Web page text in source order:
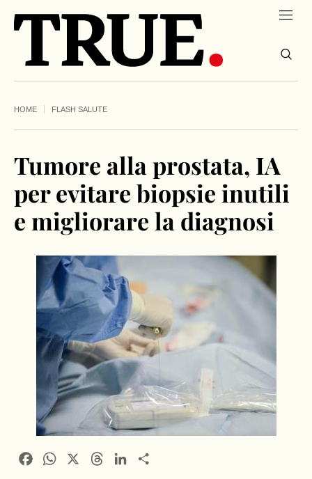
HOME FLASH SALUTE
Tumore alla prostata, IA
per evitare biopsie inutili
e migliorare la diagnosi
FacebookWhatsApp ThreadsLinkedIn